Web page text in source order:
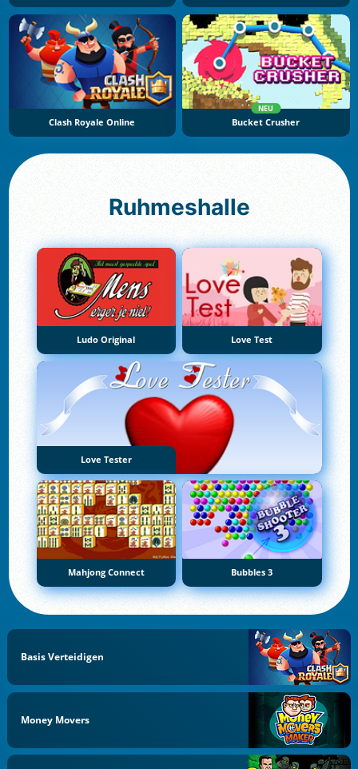
Clash Royale Online
NEU
Bucket Crusher
Ruhmeshalle
Ludo Original Love Test
Love Tester
Mahjong Connect Bubbles 3
Basis Verteidigen
Money Movers